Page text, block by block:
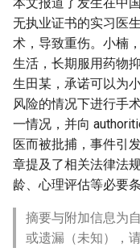
无执业证书的实习医
术，导致重伤。小楠
生活，长期服用药物
生田某，承诺可以为
风险的情况下进行手
一情况，并向
医而被批捕，事件引
章提及了相关法律法
龄、心理评估等必要条
摘要与附加信息为
或遗漏（未知），